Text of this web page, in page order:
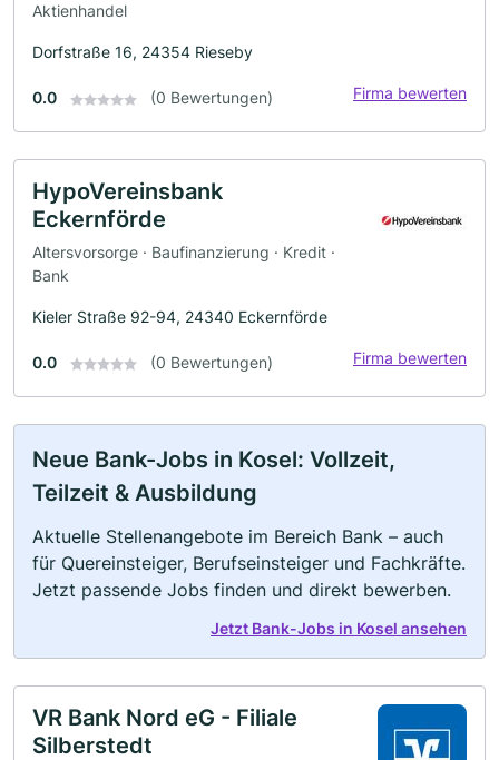
Aktienhandel
Dorfstraße 16, 24354 Rieseby
0.0 (0 Bewertungen) Firma bewerten
HypoVereinsbank
Eckernförde
Altersvorsorge · Baufinanzierung · Kredit ·
Bank
Kieler Straße 92-94, 24340 Eckernförde
0.0 (0 Bewertungen) Firma bewerten
Neue Bank-Jobs in Kosel: Vollzeit,
Teilzeit & Ausbildung
Aktuelle Stellenangebote im Bereich Bank – auch
für Quereinsteiger, Berufseinsteiger und Fachkräfte.
Jetzt passende Jobs finden und direkt bewerben.
Jetzt Bank-Jobs in Kosel ansehen
VR Bank Nord eG - Filiale
Silberstedt